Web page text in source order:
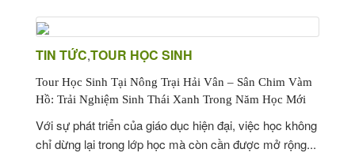
TIN TỨC,TOUR HỌC SINH
Tour Học Sinh Tại Nông Trại Hải Vân – Sân Chim Vàm
Hồ: Trải Nghiệm Sinh Thái Xanh Trong Năm Học Mới
Với sự phát triển của giáo dục hiện đại, việc học không
chỉ dừng lại trong lớp học mà còn cần được mở rộng...